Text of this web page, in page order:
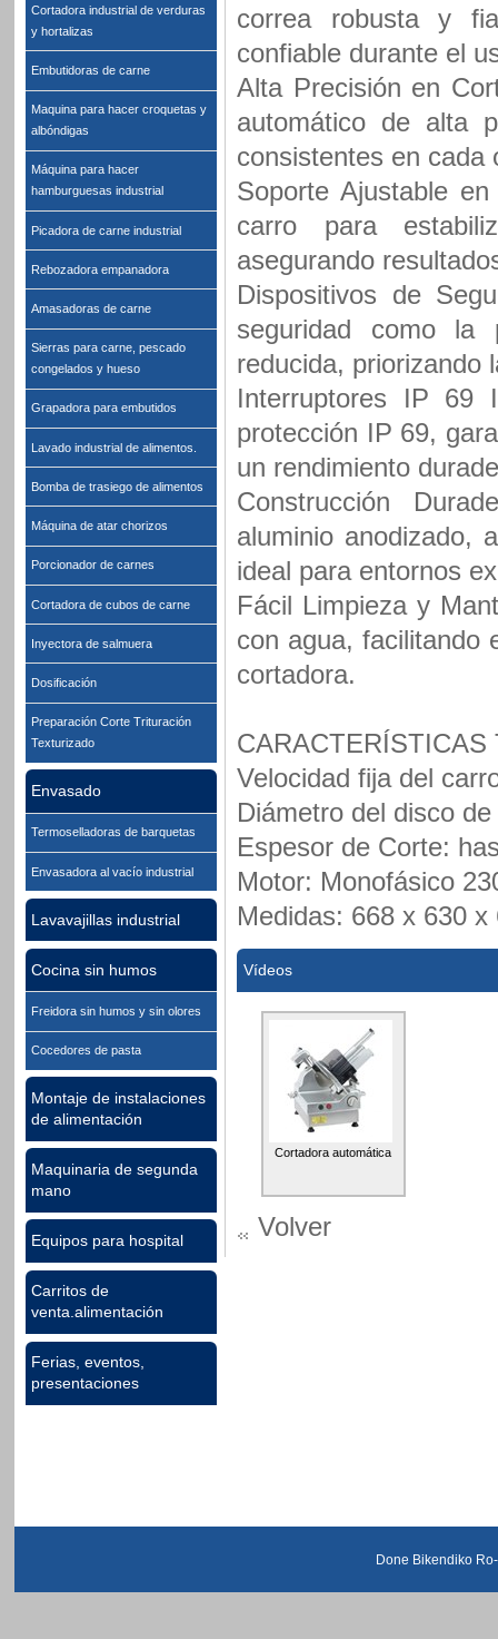
Cortadora industrial de verduras
y hortalizas
Embutidoras de carne
Maquina para hacer croquetas y
albóndigas
Máquina para hacer
hamburguesas industrial
Picadora de carne industrial
Rebozadora empanadora
Amasadoras de carne
Sierras para carne, pescado
congelados y hueso
Grapadora para embutidos
Lavado industrial de alimentos.
Bomba de trasiego de alimentos
Máquina de atar chorizos
Porcionador de carnes
Cortadora de cubos de carne
Inyectora de salmuera
Dosificación
Preparación Corte Trituración
Texturizado
Envasado
Termoselladoras de barquetas
Envasadora al vacío industrial
Lavavajillas industrial
Cocina sin humos
Freidora sin humos y sin olores
Cocedores de pasta
Montaje de instalaciones
de alimentación
Maquinaria de segunda
mano
Equipos para hospital
Carritos de
venta.alimentación
Ferias, eventos,
presentaciones
correa robusta y
confiable durante el
Alta Precisión en
automático de alta
consistentes en cada
Soporte Ajustable
carro para
asegurando
Dispositivos de
seguridad como la
reducida, priorizando
Interruptores IP 69
protección IP 69,
un rendimiento
Construcción
aluminio anodizado,
ideal para entornos
Fácil Limpieza y
con agua, facilitando
cortadora.
CARACTERÍSTICAS
Velocidad fija del
Diámetro del disco
Espesor de Corte:
Motor: Monofásico
Medidas: 668 x 630 x
Vídeos
Cortadora automática
Volver
Done Bikendiko